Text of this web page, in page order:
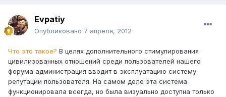
Evpatiy
Опубликовано 7 апреля, 2012
Что это такое? В целях дополнительного стимулирования
цивилизованных отношений среди пользователей нашего
форума администрация вводит в эксплуатацию систему
репутации пользователя. На самом деле эта система
функционировала всегда, но была визуально доступна только